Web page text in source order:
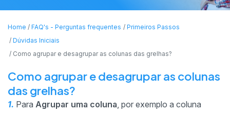
Home FAQ's - Perguntas frequentes
Primeiros Passos
Dúvidas Iniciais
Como agrupar e desagrupar as colunas das grelhas?
Como agrupar e desagrupar as colunas
das grelhas?
1. Para Agrupar uma coluna, por exemplo a coluna